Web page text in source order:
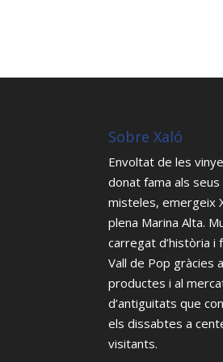
Sobre Xaló
Envoltat de les
donat fama als seus
misteles, emergeix
plena Marina Alta.
carregat d’història i
Vall de Pop gràcies
productes i al
d’antiguitats que
els dissabtes a
visitants.